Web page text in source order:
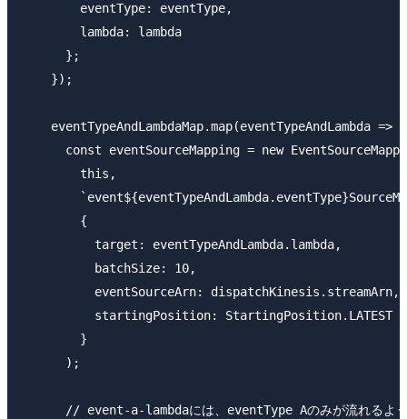
        eventType: eventType,
        lambda: lambda
      };
    });
    eventTypeAndLambdaMap.map(eventTypeAndLambda => {
const eventSourceMapping = new
        this,
        {
          target: eventTypeAndLambda.lambda,
          batchSize: 10,
          eventSourceArn: dispatchKinesis.streamArn,
          startingPosition: StartingPosition.LATEST
        }
      );
// event-a-lambdaには、eventType Aのみが流れるよ